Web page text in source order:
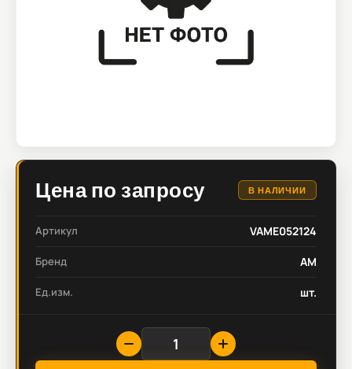
Цена по запросу В НАЛИЧИИ
Артикул VAME052124
Бренд AM
Ед.изм. шт.